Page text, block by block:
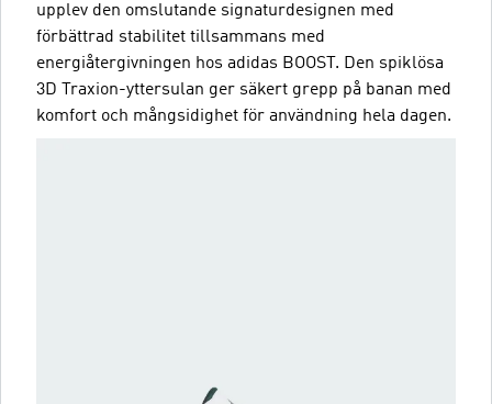
upplev den omslutande signaturdesignen med
förbättrad stabilitet tillsammans med
energiåtergivningen hos adidas BOOST. Den spiklösa
3D Traxion-yttersulan ger säkert grepp på banan med
komfort och mångsidighet för användning hela dagen.